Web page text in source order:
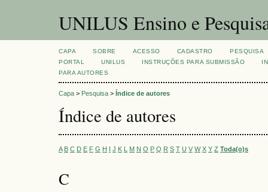
UNILUS Ensino e
CAPA SOBRE ACESSO CADASTRO
PESQUISA
PORTAL
UNILUS INSTRUÇÕES PARA SUBMISSÃO
PARA AUTORES
Capa > Pesquisa > Índice de autores
Índice de autores
A B C D E F G H I J K L M N O P Q R S T U V W X Y Z Toda(o)s
C